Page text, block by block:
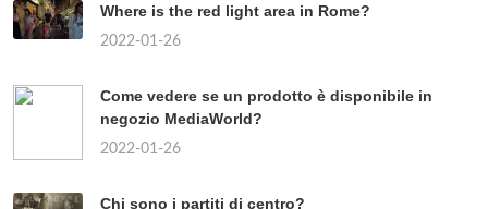
Where is the red light area in Rome?
2022-01-26
Come vedere se un prodotto è disponibile in
negozio MediaWorld?
2022-01-26
Chi sono i partiti di centro?